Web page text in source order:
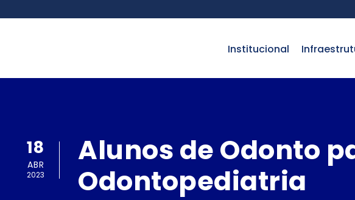
institucional
18
ABR
2023
Alunos de Odonto
Odontopediatria